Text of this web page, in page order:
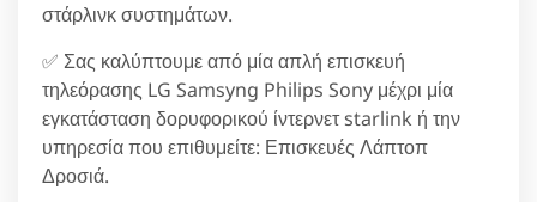
στάρλινκ συστημάτων.
✅ Σας καλύπτουμε από μία απλή επισκευή
τηλεόρασης LG Samsyng Philips Sony μέχρι μία
εγκατάσταση δορυφορικού ίντερνετ starlink ή την
υπηρεσία που επιθυμείτε: Επισκευές Λάπτοπ
Δροσιά.